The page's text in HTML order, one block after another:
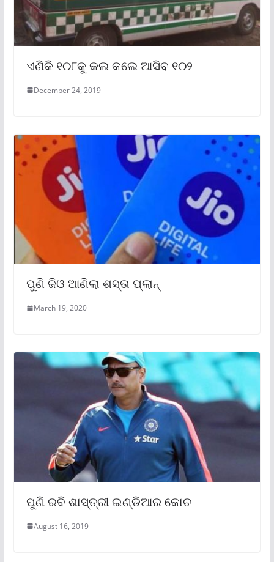
ଏଣିକି ୧୦୮କୁ କଲ କଲେ ଆସିବ ୧୦୨
December 24, 2019
ପୁଣି ଜିଓ ଆଣିଲା ଶସ୍ତା ପ୍ଲାନ୍
March 19, 2020
ପୁଣି ରବି ଶାସ୍ତ୍ରୀ ଇଣ୍ଡିଆର କୋଚ
August 16, 2019